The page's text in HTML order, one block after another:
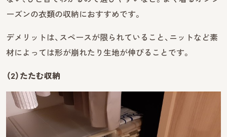
ーズンの衣類の収納におすすめです。
デメリットは、スペースが限られていること、ニットなど素
材によっては形が崩れたり生地が伸びることです。
（2）たたむ収納